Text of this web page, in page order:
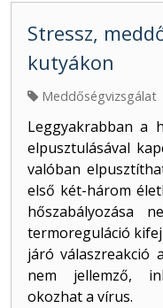
Stressz,
kutyákon
Meddőségvizsgálat
Leggyakrabban a
elpusztulásával
valóban
első két-három
hőszabályozása
termoreguláció
járó válaszreakció
nem jellemző,
okozhat a vírus.